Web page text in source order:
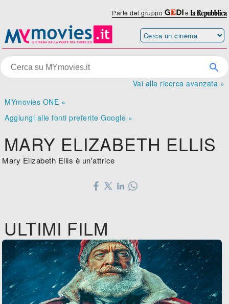
Parte del gruppo e
Vai alla ricerca avanzata »
MYmovies ONE »
Aggiungi alle fonti preferite Google »
MARY ELIZABETH ELLIS
Mary Elizabeth Ellis è un'attrice
ULTIMI FILM